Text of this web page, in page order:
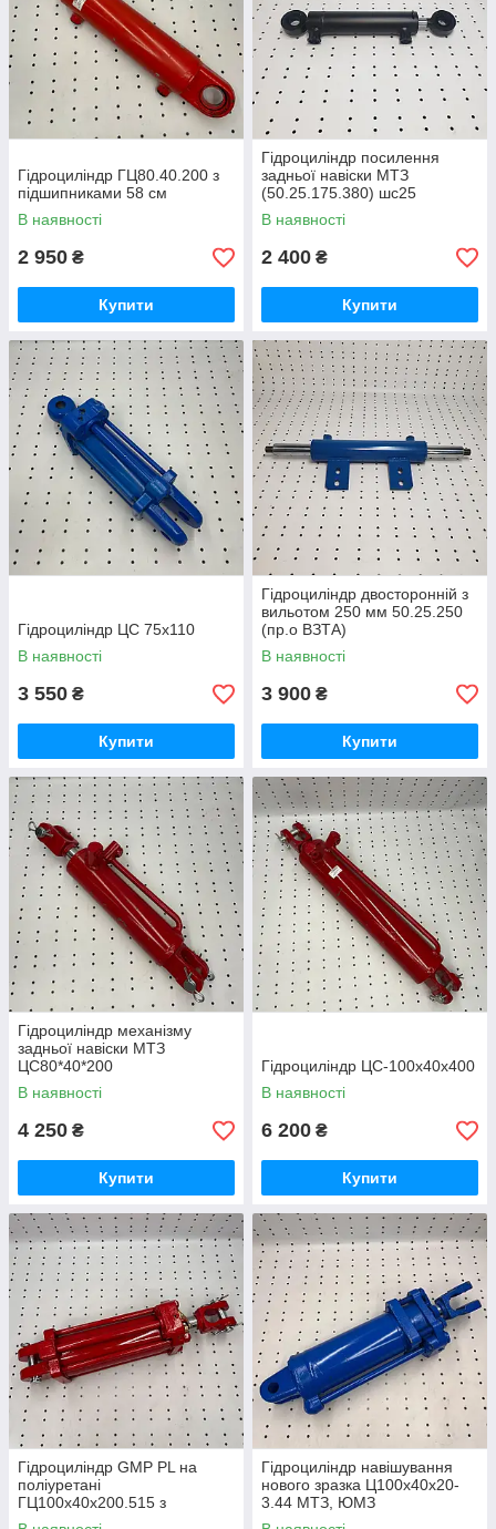
Гідроциліндр ГЦ80.40.200 з
підшипниками 58 см
В наявності
2 950 ₴
Купити
Гідроциліндр посилення
задньої навіски МТЗ
(50.25.175.380) шс25
В наявності
2 400 ₴
Купити
Гідроциліндр ЦС 75х110
В наявності
3 550 ₴
Купити
Гідроциліндр двосторонній з
вильотом 250 мм 50.25.250
(пр.о ВЗТА)
В наявності
3 900 ₴
Купити
Гідроциліндр механізму
задньої навіски МТЗ
ЦС80*40*200
В наявності
4 250 ₴
Купити
Гідроциліндр ЦС-100х40х400
В наявності
6 200 ₴
Купити
Гідроциліндр GMP PL на
поліуретані
ГЦ100х40х200.515 з
пальцями
Гідроциліндр навішування
нового зразка Ц100х40х20-
3.44 МТЗ, ЮМЗ